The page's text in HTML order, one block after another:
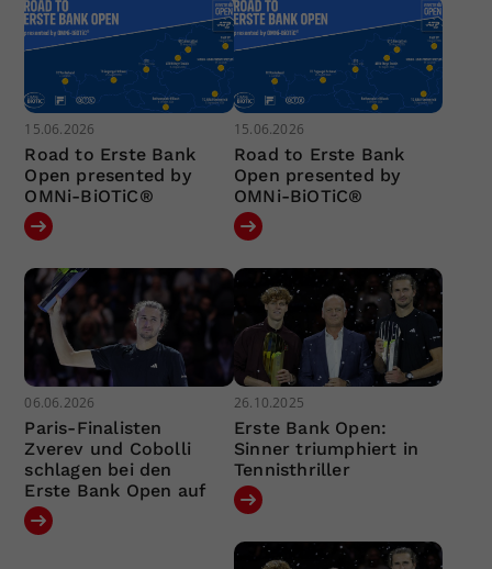
15.06.2026
Road to Erste Bank
Open presented by
OMNi-BiOTiC®
15.06.2026
Road to Erste Bank
Open presented by
OMNi-BiOTiC®
06.06.2026
Paris-Finalisten
Zverev und Cobolli
schlagen bei den
Erste Bank Open auf
26.10.2025
Erste Bank Open:
Sinner triumphiert in
Tennisthriller